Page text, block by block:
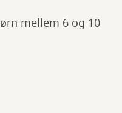
mellem 6 og 10